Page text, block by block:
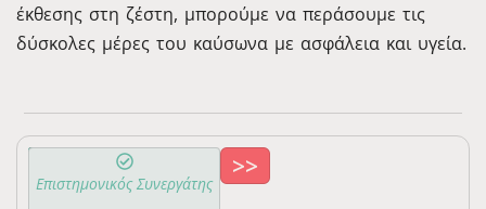
έκθεσης στη ζέστη, μπορούμε να περάσουμε τις
δύσκολες μέρες του καύσωνα με ασφάλεια και υγεία.
Τζαβέλας
Μάριος
2313-
Επιστημονικός Συνεργάτης
>>